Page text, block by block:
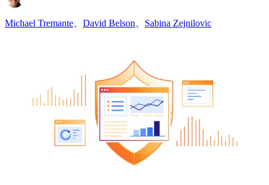
Michael Tremante David Belson Sabina Zejnilovic